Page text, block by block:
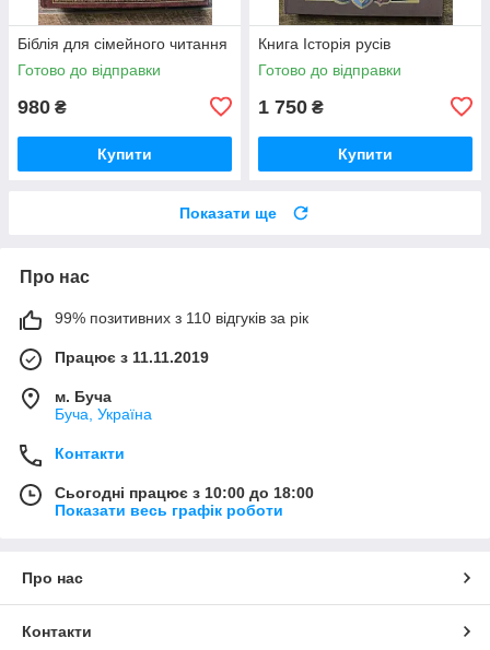
Біблія для сімейного читання
Готово до відправки
980 ₴
Купити
Книга Історія русiв
Готово до відправки
1 750 ₴
Купити
Показати ще
Про нас
99% позитивних з 110 відгуків за рік
Працює з 11.11.2019
м. Буча
Буча, Україна
Контакти
Сьогодні працює з 10:00 до 18:00
Показати весь графік роботи
Про нас
Контакти